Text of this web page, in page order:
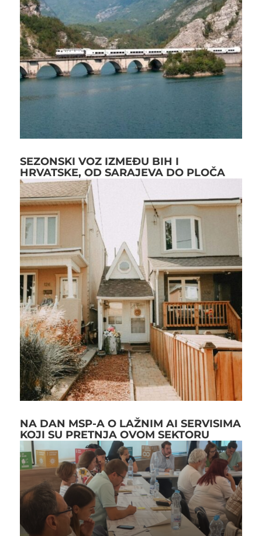
SEZONSKI VOZ IZMEĐU BIH I
HRVATSKE, OD SARAJEVA DO PLOČA
NA DAN MSP-A O LAŽNIM AI SERVISIMA
KOJI SU PRETNJA OVOM SEKTORU